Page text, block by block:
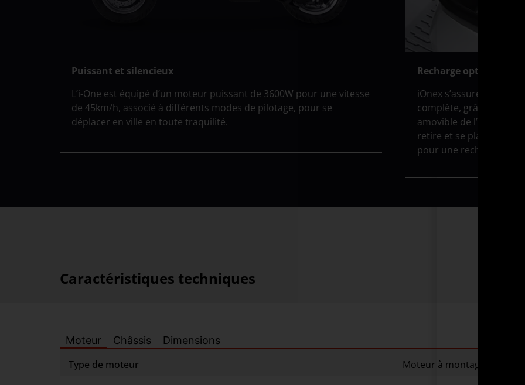
Recharge optimisée
iOnex s’assure que tous vos matins commencent avec une charge
complète, grâce sa station optionnelle à domicile et la batterie
amovible de l’i-One. Pas plus lourde qu’un pack d’eau, la batterie se
pour une recharge facile et un gain de temps considérable.
Simplifiez votre vie
Son poids très contenu
des atouts indéniables
!
Caractéristiques techniques
Moteur Châssis Dimensions
Type de moteur Moteur à montage latéral